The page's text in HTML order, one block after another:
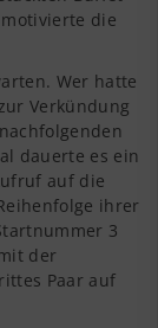
die
Wer hatte
Verkündung
dauerte es ein
auf die
ihrer
3
der
Paar auf